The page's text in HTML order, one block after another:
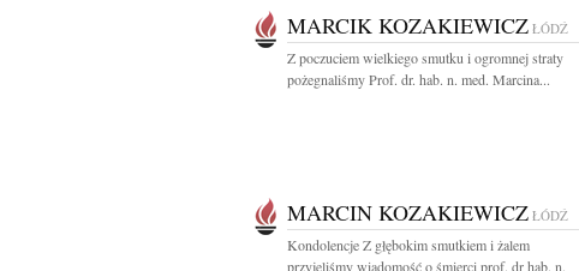
MARCIK KOZAKIEWICZ ŁÓDŹ
Z poczuciem wielkiego smutku i ogromnej straty
pożegnaliśmy Prof. dr. hab. n. med. Marcina...
MARCIN KOZAKIEWICZ ŁÓDŹ
Kondolencje Z głębokim smutkiem i żalem
przyjęliśmy wiadomość o śmierci prof. dr hab. n.